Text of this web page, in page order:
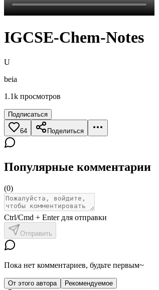
IGCSE-Chem-Notes
U
beia
1.1k просмотров
Подписаться
64 Поделиться
Популярные комментарии
(0)
Ctrl/Cmd + Enter для отправки
Отправить
Пока нет комментариев, будьте первым~
От этого автора Рекомендуемое